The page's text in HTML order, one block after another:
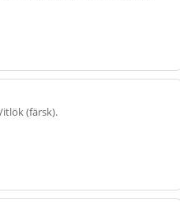
(färsk).